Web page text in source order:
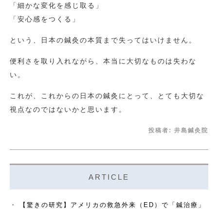
「細かな変化を感じ取る」
「安心感をつくる」
という、日本の鍼灸の本質まで失ってはいけません。
便利さを取り入れながら、本当に大切なものは失わな
い。
これが、これからの日本の鍼灸にとって、とても大切な
視点なのではないかと思います。
投稿者: 井島鍼灸院
ARTICLE
【驚きの研究】アメリカの救急外来（ED）で「鍼治療」